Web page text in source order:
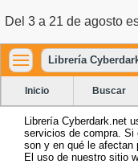
Del 3 a 21 de agosto
Librería
Inicio Buscar
Librería Cyberdark.net
servicios de compra. Si
son y en qué le afectan
El uso de nuestro sitio